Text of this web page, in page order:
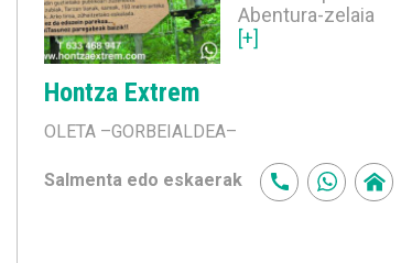
Abentura-zelaia
[+]
Hontza Extrem
OLETA –GORBEIALDEA–
Salmenta edo eskaerak